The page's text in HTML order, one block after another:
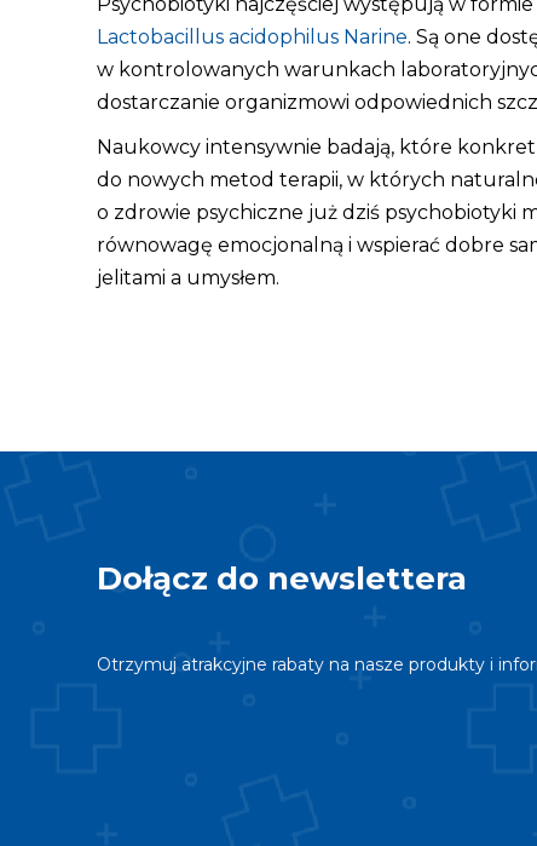
Lactobacillus acidophilus Narine. Są one
w kontrolowanych warunkach
dostarczanie organizmowi odpowiednich
Naukowcy intensywnie badają, które
do nowych metod terapii, w których
o zdrowie psychiczne już dziś psychobiotyki
równowagę emocjonalną i wspierać dobre
jelitami a umysłem.
Dołącz do newslettera
Otrzymuj atrakcyjne rabaty na nasze produkty i